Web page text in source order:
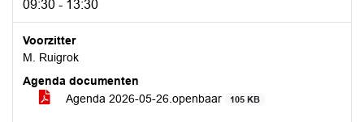
09:30 - 13:30
Voorzitter
M. Ruigrok
Agenda documenten
Agenda 2026-05-26.openbaar
105 KB